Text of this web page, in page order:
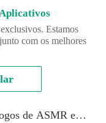
Estamos
com os melhores
de ASMR e